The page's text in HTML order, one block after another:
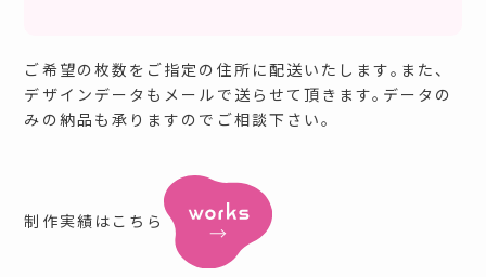
ご希望の枚数をご指定の住所に配送いたします。また、
デザインデータもメールで送らせて頂きます。データの
みの納品も承りますのでご相談下さい。
制作実績はこちら